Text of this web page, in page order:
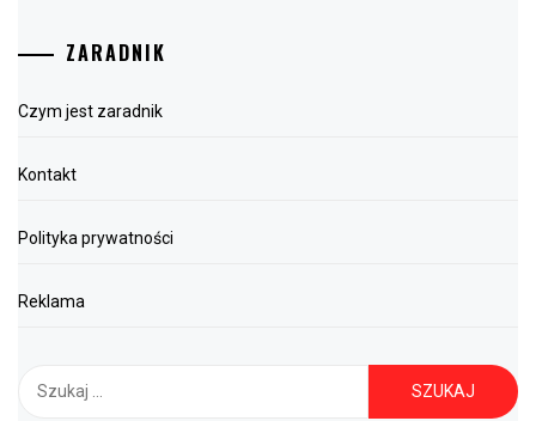
ZARADNIK
Czym jest zaradnik
Kontakt
Polityka prywatności
Reklama